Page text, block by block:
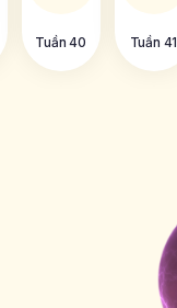
Tuần 40 Tuần 41